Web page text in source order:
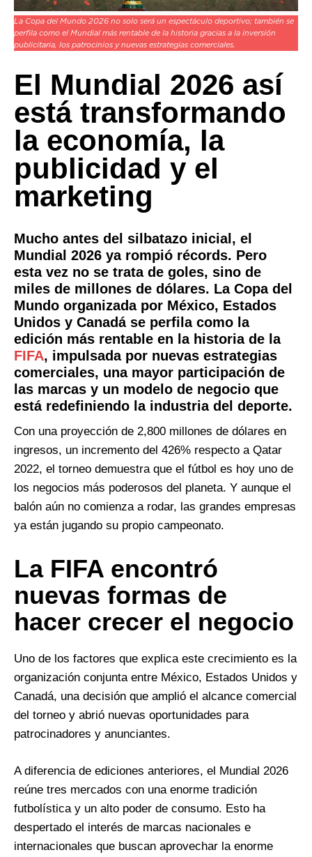
La Copa del Mundo 2026 no solo será un espectáculo deportivo; también se
perfila como el Mundial más rentable de la historia gracias a la inversión
publicitaria, los patrocinios y nuevas estrategias comerciales.
El Mundial 2026 así
está transformando
la economía, la
publicidad y el
marketing
Mucho antes del silbatazo inicial, el
Mundial 2026 ya rompió récords. Pero
esta vez no se trata de goles, sino de
miles de millones de dólares. La Copa del
Mundo organizada por México, Estados
Unidos y Canadá se perfila como la
edición más rentable en la historia de la
FIFA, impulsada por nuevas estrategias
comerciales, una mayor participación de
las marcas y un modelo de negocio que
está redefiniendo la industria del deporte.
Con una proyección de 2,800 millones de dólares en
ingresos, un incremento del 426% respecto a Qatar
2022, el torneo demuestra que el fútbol es hoy uno de
los negocios más poderosos del planeta. Y aunque el
balón aún no comienza a rodar, las grandes empresas
ya están jugando su propio campeonato.
La FIFA encontró
nuevas formas de
hacer crecer el negocio
Uno de los factores que explica este crecimiento es la
organización conjunta entre México, Estados Unidos y
Canadá, una decisión que amplió el alcance comercial
del torneo y abrió nuevas oportunidades para
patrocinadores y anunciantes.
A diferencia de ediciones anteriores, el Mundial 2026
reúne tres mercados con una enorme tradición
futbolística y un alto poder de consumo. Esto ha
despertado el interés de marcas nacionales e
internacionales que buscan aprovechar la enorme